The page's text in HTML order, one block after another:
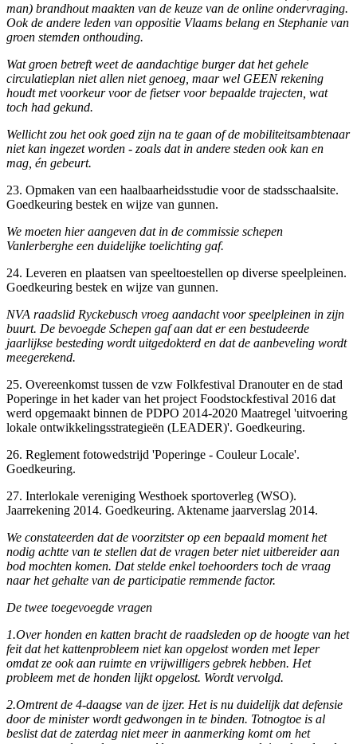
man) brandhout maakten van de keuze van de online ondervraging.
Ook de andere leden van oppositie Vlaams belang en Stephanie van
groen stemden onthouding.
Wat groen betreft weet de aandachtige burger dat het gehele
circulatieplan niet allen niet genoeg, maar wel GEEN rekening
houdt met voorkeur voor de fietser voor bepaalde trajecten, wat
toch had gekund.
Wellicht zou het ook goed zijn na te gaan of de mobiliteitsambtenaar
niet kan ingezet worden - zoals dat in andere steden ook kan en
mag, én gebeurt.
23. Opmaken van een haalbaarheidsstudie voor de stadsschaalsite.
Goedkeuring bestek en wijze van gunnen.
We moeten hier aangeven dat in de commissie schepen
Vanlerberghe een duidelijke toelichting gaf.
24. Leveren en plaatsen van speeltoestellen op diverse speelpleinen.
Goedkeuring bestek en wijze van gunnen.
NVA raadslid Ryckebusch vroeg aandacht voor speelpleinen in zijn
buurt. De bevoegde Schepen gaf aan dat er een bestudeerde
jaarlijkse besteding wordt uitgedokterd en dat de aanbeveling wordt
meegerekend.
25. Overeenkomst tussen de vzw Folkfestival Dranouter en de stad
Poperinge in het kader van het project Foodstockfestival 2016 dat
werd opgemaakt binnen de PDPO 2014-2020 Maatregel 'uitvoering
lokale ontwikkelingsstrategieën (LEADER)'. Goedkeuring.
26. Reglement fotowedstrijd 'Poperinge - Couleur Locale'.
Goedkeuring.
27. Interlokale vereniging Westhoek sportoverleg (WSO).
Jaarrekening 2014. Goedkeuring. Aktename jaarverslag 2014.
We constateerden dat de voorzitster op een bepaald moment het
nodig achtte van te stellen dat de vragen beter niet uitbereider aan
bod mochten komen. Dat stelde enkel toehoorders toch de vraag
naar het gehalte van de participatie remmende factor.
De twee toegevoegde vragen
1.Over honden en katten bracht de raadsleden op de hoogte van het
feit dat het kattenprobleem niet kan opgelost worden met Ieper
omdat ze ook aan ruimte en vrijwilligers gebrek hebben. Het
probleem met de honden lijkt opgelost. Wordt vervolgd.
2.Omtrent de 4-daagse van de ijzer. Het is nu duidelijk dat defensie
door de minister wordt gedwongen in te binden. Totnogtoe is al
beslist dat de zaterdag niet meer in aanmerking komt om het